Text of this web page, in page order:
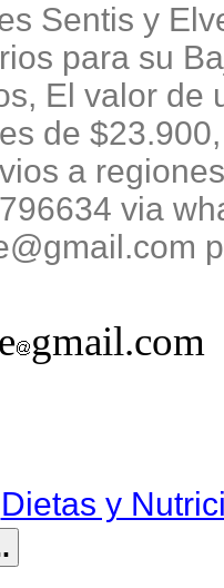
Sentis y
para su
El valor de
de
a
via
gmail.com
Dietas y